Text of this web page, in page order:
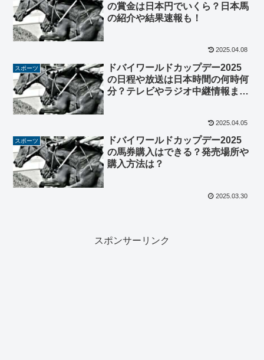
の賞金は日本円でいくら？日本馬
の紹介や結果速報も！
2025.04.08
スポーツ
ドバイワールドカップデー2025
の日程や放送は日本時間の何時何
分？テレビやラジオ中継情報まと
2025.04.05
スポーツ
ドバイワールドカップデー2025
の馬券購入はできる？発売場所や
購入方法は？
2025.03.30
スポンサーリンク